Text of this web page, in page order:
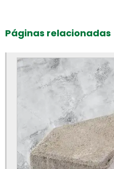
Bloco intertravado retangular
Bloco intertravado
Blocos para calçada preço
Blocos para calçada
Blocos para calçamento
Blocos de concreto 14x19x39 fábrica
Blocos de concreto 14x19x39 preço
Blocos de concreto 14x19x39cm
Páginas relacionadas